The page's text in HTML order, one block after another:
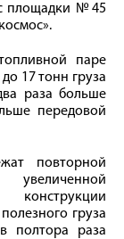
площадки №45
паре
17 тонн груза
раза больше
передовой
повторной
конструкции
груза
полтора раза